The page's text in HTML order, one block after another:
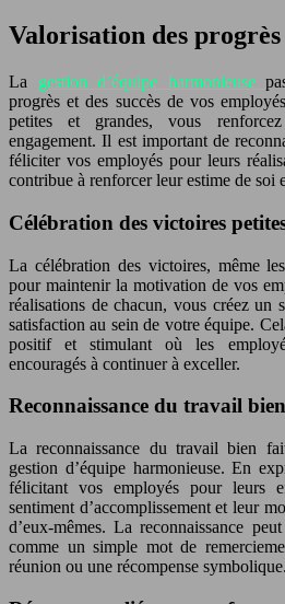
Valorisation des progrès
La gestion d’équipe harmonieuse
progrès et des succès de vos
petites et grandes, vous
engagement. Il est important de
féliciter vos employés pour leurs
contribue à renforcer leur estime de soi
Célébration des victoires
La célébration des victoires, même
pour maintenir la motivation de vos
réalisations de chacun, vous créez un
satisfaction au sein de votre équipe.
positif et stimulant où les
encouragés à continuer à exceller.
Reconnaissance du travail
La reconnaissance du travail bien
gestion d’équipe harmonieuse. En
félicitant vos employés pour leurs
sentiment d’accomplissement et leur
d’eux-mêmes. La reconnaissance
comme un simple mot de
réunion ou une récompense symbolique.